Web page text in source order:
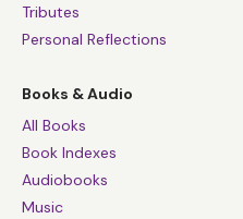
Tributes
Personal Reflections
Books & Audio
All Books
Book Indexes
Audiobooks
Music